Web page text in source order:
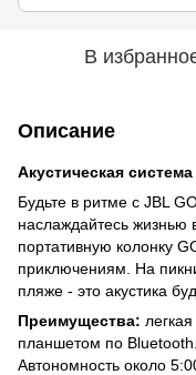
В
Описание
Акустическая
Будьте в ритме с JBL
наслаждайтесь жизнью
портативную колонку
приключениям. На
пляже - это акустика
Преимущества:
планшетом по
Автономность около